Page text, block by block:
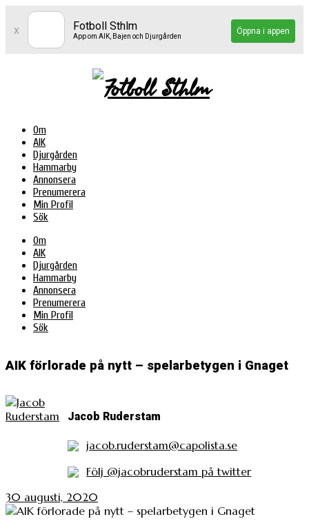
x Fotboll Sthlm
App om AIK, Bajen och Djurgården
Öppna i appen
Om
AIK
Djurgården
Hammarby
Annonsera
Prenumerera
Min Profil
Sök
Om
AIK
Djurgården
Hammarby
Annonsera
Prenumerera
Min Profil
Sök
AIK förlorade på nytt – spelarbetygen i Gnaget
Jacob Ruderstam
jacob.ruderstam@capolista.se
Följ @jacobruderstam på twitter
30 augusti, 2020